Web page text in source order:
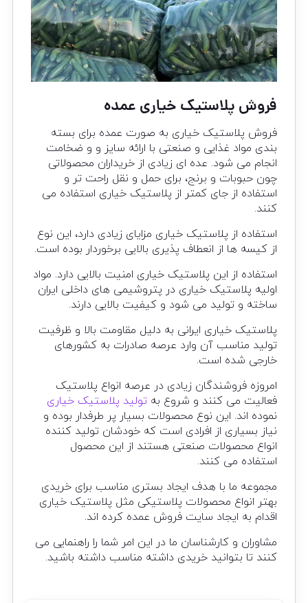
فروش پلاستیک خیاری عمده
فروش پلاستیک خیاری به صورت عمده برای بسته
بندی مواد غذایی و صنعتی با ارائه سایز و و ضخامت
انجام می شود. عده ای زیادی از خریداران محصولاتی
چون حبوبات و برنج، برای حمل و نقل راحت تر و
استفاده از جای کمتر از پلاستیک خیاری استفاده می
کنند.
استفاده از پلاستیک خیاری مزایای زیادی دارد، این نوع
از کیسه ها از انعطاف پذیری بالایی برخوردار بوده است.
استفاده از این پلاستیک خیاری امنیت بالایی دارد. مواد
اولیه پلاستیک خیاری در پتروشیمی های داخلی ایران
ساخته و تولید می شود و کیفیت بالایی دارند.
پلاستیک خیاری ایرانی به دلیل مقاومت بالا و ظرفیت
تولید مناسب آن وارد عرصه صادرات به کشورهای
خارجی شده است.
امروزه فروشندگان زیادی در عرصه انواع پلاستیک
فعالیت می کنند و شروع بهتولید پلاستیک خیاری
نموده اند. این نوع محصولات بسیار پر طرفدار بوده و
نیاز بسیاری از افرادی است که خودشان تولید کننده
انواع محصولات صنعتی هستند از این محصول
استفاده می کنند.
مجموعه ما با هدف ایجاد بستری مناسب برای خریدی
بهتر انواع محصولات پلاستیکی مثل پلاستیک خیاری
اقدام به ایجاد سایت فروش عمده کرده اند.
مشاوران و کارشناسان ما در این امر شما را راهنمایی می
کنند تا بتوانید خریدی داشته مناسب داشته باشید.